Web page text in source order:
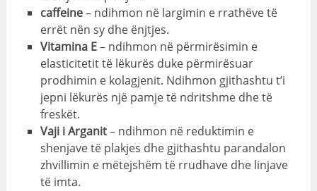
caffeine– ndihmon në largimin e rrathëve të
errët nën sy dhe ënjtjes.
Vitamina E– ndihmon në përmirësimin e
elasticitetit të lëkurës duke përmirësuar
prodhimin e kolagjenit. Ndihmon gjithashtu t’i
jepni lëkurës një pamje të ndritshme dhe të
freskët.
Vaji i Arganit– ndihmon në reduktimin e
shenjave të plakjes dhe gjithashtu parandalon
zhvillimin e mëtejshëm të rrudhave dhe linjave
të imta.